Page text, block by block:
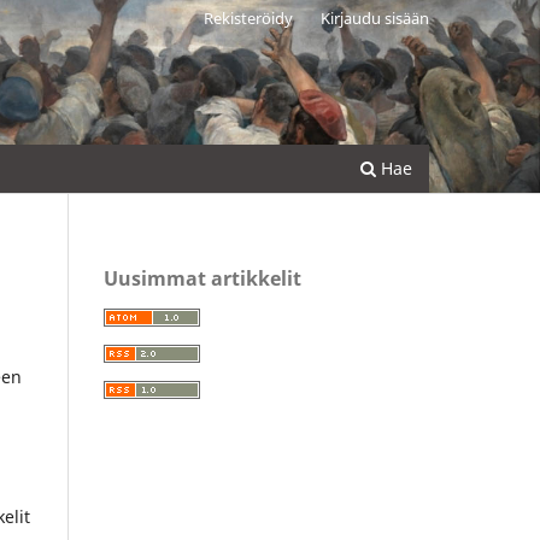
Hae
Rekisteröidy Kirjaudu sisään
Uusimmat artikkelit